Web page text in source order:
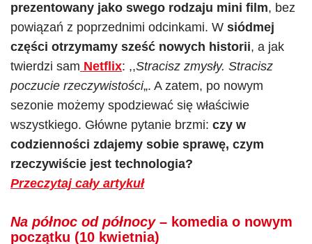
prezentowany jako swego rodzaju mini film, bez
powiązań z poprzednimi odcinkami. W siódmej
części otrzymamy sześć nowych historii, a jak
twierdzi sam Netflix: ,,Stracisz zmysły. Stracisz
poczucie rzeczywistości„. A zatem, po nowym
sezonie możemy spodziewać się właściwie
wszystkiego. Główne pytanie brzmi: czy w
codzienności zdajemy sobie sprawę, czym
rzeczywiście jest technologia?
Przeczytaj cały artykuł
Na północ od północy– komedia o nowym
początku (10 kwietnia)